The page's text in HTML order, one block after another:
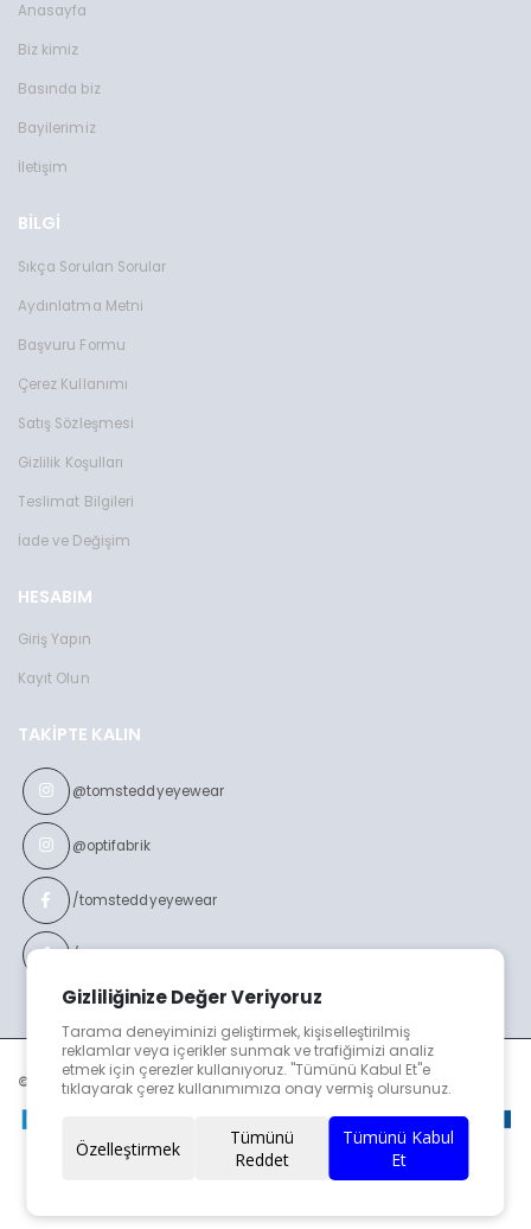
Gizliliğinize Değer Veriyoruz
Tarama deneyiminizi geliştirmek, kişiselleştirilmiş
reklamlar veya içerikler sunmak ve trafiğimizi analiz
etmek için çerezler kullanıyoruz. "Tümünü Kabul Et"e
tıklayarak çerez kullanımımıza onay vermiş olursunuz.
Özelleştirmek
Tümünü
Reddet
Tümünü Kabul
Et
Anasayfa
Biz kimiz
Basında biz
Bayilerimiz
İletişim
BİLGİ
Sıkça Sorulan Sorular
Aydınlatma Metni
Başvuru Formu
Çerez Kullanımı
Satış Sözleşmesi
Gizlilik Koşulları
Teslimat Bilgileri
İade ve Değişim
HESABIM
Giriş Yapın
Kayıt Olun
TAKIPTE KALIN
@tomsteddyeyewear
@optifabrik
/tomsteddyeyewear
/optifabrikeyewear
© TOMS TEDDY v2023